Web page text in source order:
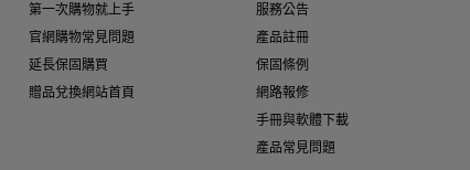
第一次購物就上手
官網購物常見問題
延長保固購買
贈品兌換網站首頁
服務公告
產品註冊
保固條例
網路報修
手冊與軟體下載
產品常見問題